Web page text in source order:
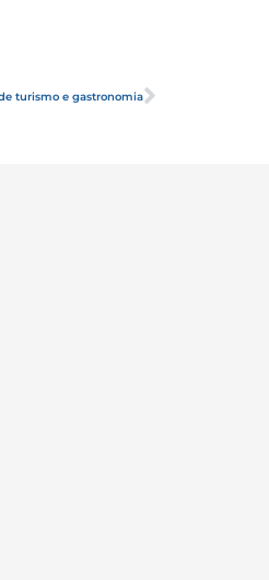
turismo e gastronomia